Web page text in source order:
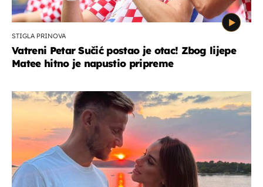
STIGLA PRINOVA
Vatreni Petar Sučić postao je otac! Zbog lijepe
Matee hitno je napustio pripreme